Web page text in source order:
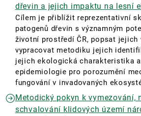
dřevin a jejich impaktu na lesní
Cílem je přiblížit reprezentativní
patogenů dřevin s významným
životní prostředí ČR, popsat jejich
vypracovat metodiku jejich
jejich ekologická charakteristika
epidemiologie pro porozumění
fungování v invadovaných
Metodický pokyn k vymezování,
schvalování klidových území